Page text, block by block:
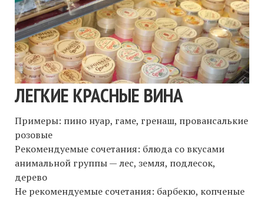
ЛЕГКИЕ КРАСНЫЕ ВИНА
Примеры: пино нуар, гаме, гренаш, провансалькие
розовые
Рекомендуемые сочетания: блюда со вкусами
анимальной группы — лес, земля, подлесок,
дерево
Не рекомендуемые сочетания: барбекю, копченые